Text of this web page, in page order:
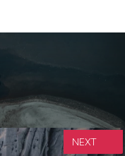
NEXT